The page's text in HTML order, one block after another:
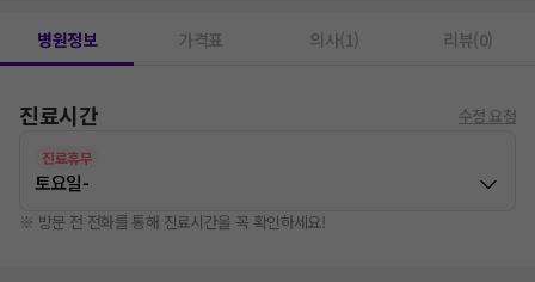
병원정보 가격표 의사(1) 리뷰(0)
진료시간 수정 요청
진료휴무
토요일-
※ 방문 전 전화를 통해 진료시간을 꼭 확인하세요!